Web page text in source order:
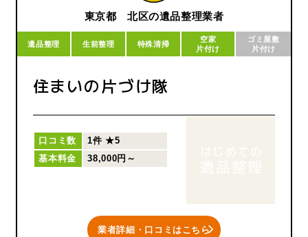
東京都 北区の遺品整理業者
遺品整理 生前整理 特殊清掃
空家
片付け
ゴミ屋敷
片付け
住まいの片づけ隊
口コミ数 1件 ★5
基本料金
38,000円～
業者詳細・口コミはこちら